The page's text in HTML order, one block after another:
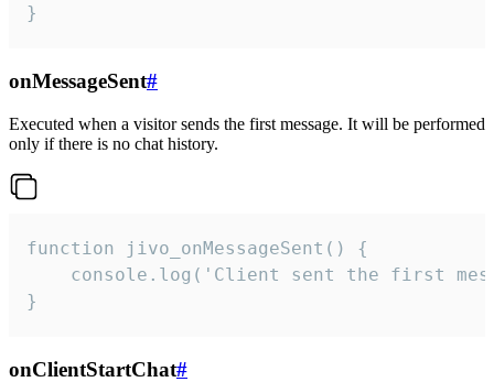
}
onMessageSent#
Executed when a visitor sends the first message. It will be performed
only if there is no chat history.
function jivo_onMessageSent() {
console.log('Client sent the first
}
onClientStartChat#